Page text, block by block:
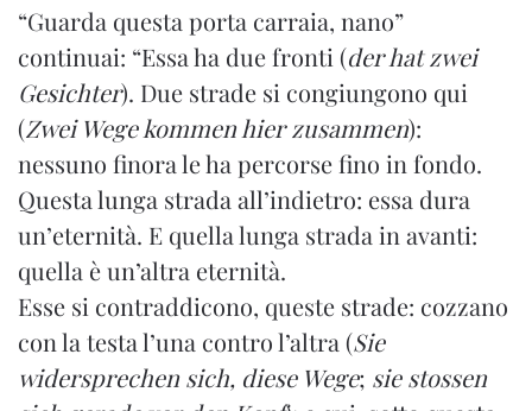
“Guarda questa porta carraia, nano”
continuai: “Essa ha due fronti (der hat zwei
Gesichter). Due strade si congiungono qui
(Zwei Wege kommen hier zusammen):
nessuno finora le ha percorse fino in fondo.
Questa lunga strada all’indietro: essa dura
un’eternità. E quella lunga strada in avanti:
quella è un’altra eternità.
Esse si contraddicono, queste strade: cozzano
con la testa l’una contro l’altra (Sie
widersprechen sich, diese Wege; sie stossen